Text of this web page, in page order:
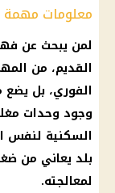
معلومات مهمة
لمن يبحث عن
القديم، من
الفوري، بل يضع
وجود وحدات
السكنية لنفس
بلد يعاني من
لمعالجته.